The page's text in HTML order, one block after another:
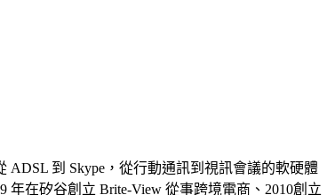
ADSL 到 Skype，從行動通訊到視訊會議的軟硬體
年在矽谷創立 Brite-View 從事跨境電商、2010創立